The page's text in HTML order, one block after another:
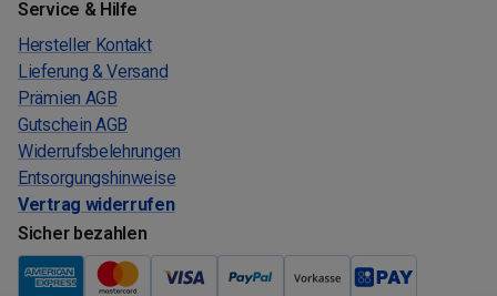
Service & Hilfe
Hersteller Kontakt
Lieferung & Versand
Prämien AGB
Gutschein AGB
Widerrufsbelehrungen
Entsorgungshinweise
Vertrag widerrufen
Sicher bezahlen